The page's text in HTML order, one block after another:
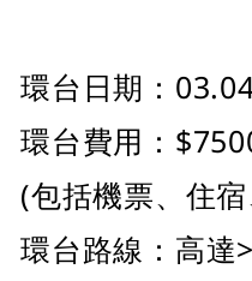
環台日期：
環台費用：
(包括機票、住
環台路線：高達